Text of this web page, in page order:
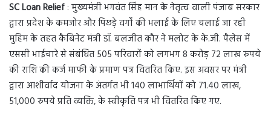
SC Loan Relief : मुख्यमंत्री भगवंत सिंह मान के नेतृत्व वाली पंजाब सरकार
द्वारा प्रदेश के कमजोर और पिछड़े वर्गों की भलाई के लिए चलाई जा रही
मुहिम के तहत कैबिनेट मंत्री डॉ. बलजीत कौर ने मलोट के के.जी. पैलेस में
एससी भाईचारे से संबंधित 505 परिवारों को लगभग 8 करोड़ 72 लाख रुपये
की राशि की कर्ज माफी के प्रमाण पत्र वितरित किए. इस अवसर पर मंत्री
द्वारा आशीर्वाद योजना के अंतर्गत भी 140 लाभार्थियों को 71.40 लाख,
51,000 रुपये प्रति व्यक्ति, के स्वीकृति पत्र भी वितरित किए गए.